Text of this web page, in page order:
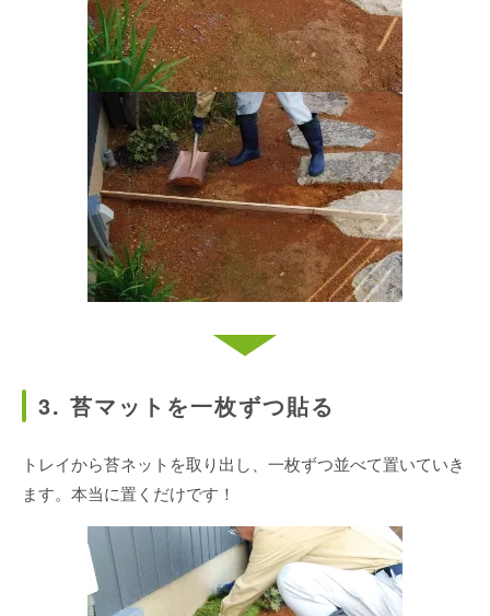
3. 苔マットを一枚ずつ貼る
トレイから苔ネットを取り出し、一枚ずつ並べて置いていき
ます。本当に置くだけです！